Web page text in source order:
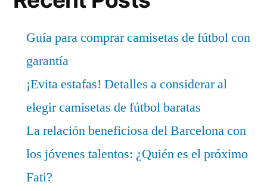
Guía para comprar camisetas de fútbol con
garantía
¡Evita estafas! Detalles a considerar al
elegir camisetas de fútbol baratas
La relación beneficiosa del Barcelona con
los jóvenes talentos: ¿Quién es el próximo
Fati?